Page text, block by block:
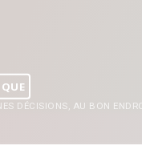
DÉCISIONS, AU BON